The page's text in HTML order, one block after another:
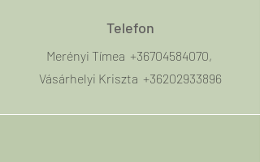
Telefon
Merényi Tímea +36704584070,
Vásárhelyi Kriszta +36202933896